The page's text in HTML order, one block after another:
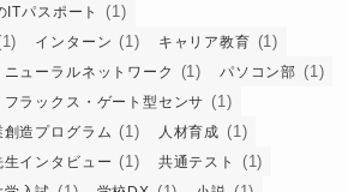
パスポート (1)
インターン (1) キャリア教育 (1)
ニューラルネットワーク (1) パソコン部 (1)
フラックス・ゲート型センサ (1)
創造プログラム (1) 人材育成 (1)
生インタビュー (1) 共通テスト (1)